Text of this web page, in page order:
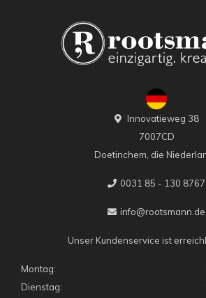
Innovatieweg 38
7007CD
Doetinchem, die
0031 85 - 130 8767
info@rootsmann.de
Unser Kundenservice ist
Montag:
Dienstag: